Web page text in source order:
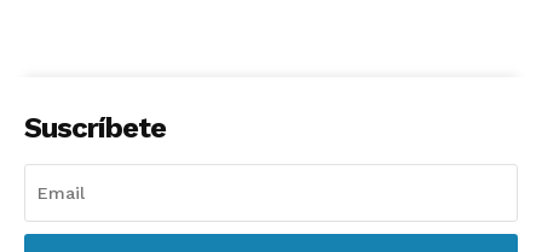
Suscríbete